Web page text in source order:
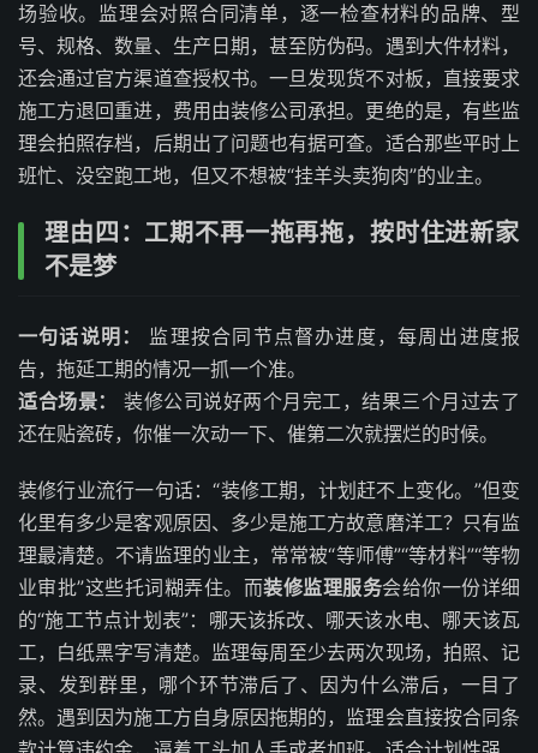
场验收。监理会对照合同清单，逐一检查材料的品牌、型
号、规格、数量、生产日期，甚至防伪码。遇到大件材料，
还会通过官方渠道查授权书。一旦发现货不对板，直接要求
施工方退回重进，费用由装修公司承担。更绝的是，有些监
理会拍照存档，后期出了问题也有据可查。适合那些平时上
班忙、没空跑工地，但又不想被“挂羊头卖狗肉”的业主。
理由四：工期不再一拖再拖，按时住进新家
不是梦
一句话说明：
监理按合同节点督办进度，每周出进度报
告，拖延工期的情况一抓一个准。
适合场景：
装修公司说好两个月完工，结果三个月过去了
还在贴瓷砖，你催一次动一下、催第二次就摆烂的时候。
装修行业流行一句话：“装修工期，计划赶不上变化。”但变
化里有多少是客观原因、多少是施工方故意磨洋工？只有监
理最清楚。不请监理的业主，常常被“等师傅”“等材料”“等物
业审批”这些托词糊弄住。而装修监理服务会给你一份详细
的“施工节点计划表”：哪天该拆改、哪天该水电、哪天该瓦
工，白纸黑字写清楚。监理每周至少去两次现场，拍照、记
录、发到群里，哪个环节滞后了、因为什么滞后，一目了
然。遇到因为施工方自身原因拖期的，监理会直接按合同条